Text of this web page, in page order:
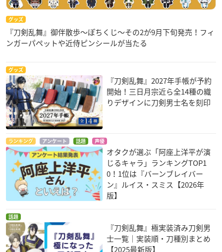
グッズ
『刀剣乱舞』御伴散歩～ぽちくじ～その2が9月下旬発売！フィ
ンガーパペットや近侍ピンシールが当たる
グッズ
『刀剣乱舞』2027年手帳が予約
開始！三日月宗近ら全14種の織
りデザインに刀剣男士名を刻印
ランキング アンケート 話題 声優
オタクが選ぶ「阿座上洋平が演
じるキャラ」ランキングTOP1
0！1位は『バーンブレイバー
ン』ルイス・スミス【2026年
版】
話題
『刀剣乱舞』極実装済み刀剣男
士一覧｜実装順・刀種別まとめ
【2025最新版】